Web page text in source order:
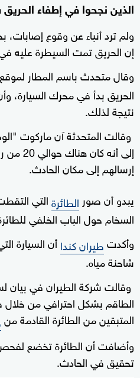
الذين نجحوا في إطفاء
ولم ترد أنباء عن وقوع
إن الحريق تمت السيطرة
وقال متحدث باسم المطار
الحريق بدأ في محرك السيارة،
نتيجة لذلك.
وقالت المتحدثة آن ماركوت
إلى
إرسالهم إلى مكان الحادث.
يبدو أن صور الطائرةالتي
السخام حول الباب الخلفي
وأكدتطيران كنداأن السيارة
شاحنة مياه.
وقالت شركة الطيران في
الطاقم بشكل احترافي من خلال
المتبقين من الطائرة القادمة من
وأضافت أن الطائرة تخضع
تحقيق في الحادث.